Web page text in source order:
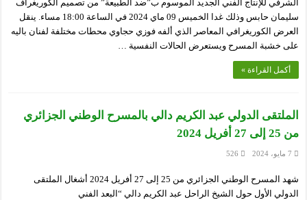
الشرفي للإنتاج الفني الجديد الموسوم ب”ضد الطبيعة” من تصميم الكوريغراف
سليمان حابس وذلك غدا الخميس 09 ماي 2024 في الساعة 18:00 مساء. ينقل
العرض الكوريغرافي المعاصر الذي ألفه فوزي حجاوي محطات مختلفة لفنان باليه
على خشبة المسرح ويستعرض الحالات النفسية …
أكمل القراءة »
الملتقى الدولي عبد الكريم دالي بالمسرح الوطني الجزائري
من 25 إلى 27 أفريل 2024
7 مايو، 2024 526
شهد المسرح الوطني الجزائري من 25 إلى 27 أفريل 2024 أشغال الملتقى
الدولي الأول حول الشيخ الراحل عبد الكريم دالي “البعد الفني